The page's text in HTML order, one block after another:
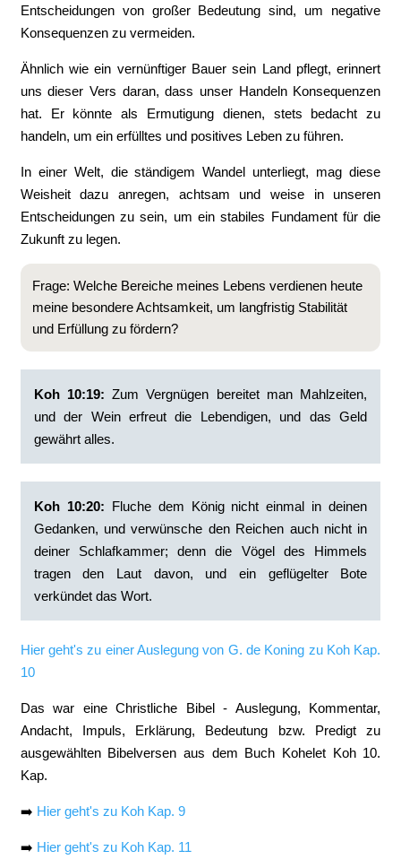
Entscheidungen von großer Bedeutung sind, um negative
Konsequenzen zu vermeiden.
Ähnlich wie ein vernünftiger Bauer sein Land pflegt, erinnert
uns dieser Vers daran, dass unser Handeln Konsequenzen
hat. Er könnte als Ermutigung dienen, stets bedacht zu
handeln, um ein erfülltes und positives Leben zu führen.
In einer Welt, die ständigem Wandel unterliegt, mag diese
Weisheit dazu anregen, achtsam und weise in unseren
Entscheidungen zu sein, um ein stabiles Fundament für die
Zukunft zu legen.
Frage: Welche Bereiche meines Lebens verdienen heute
meine besondere Achtsamkeit, um langfristig Stabilität
und Erfüllung zu fördern?
Koh 10:19: ‭Zum Vergnügen bereitet man Mahlzeiten,
und der Wein erfreut die Lebendigen, und das Geld
gewährt alles.
Koh 10:20: ‭Fluche dem König nicht einmal in deinen
Gedanken, und verwünsche den Reichen auch nicht in
deiner Schlafkammer; denn die Vögel des Himmels
tragen den Laut davon, und ein geflügelter Bote
verkündet das Wort.
Hier geht's zu einer Auslegung von G. de Koning zu Koh Kap.
10
Das war eine Christliche Bibel - Auslegung, Kommentar,
Andacht, Impuls, Erklärung, Bedeutung bzw. Predigt zu
ausgewählten Bibelversen aus dem Buch Kohelet Koh 10.
Kap.
➡️ Hier geht's zu Koh Kap. 9
➡️ Hier geht's zu Koh Kap. 11